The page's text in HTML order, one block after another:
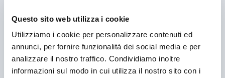
Questo sito web utilizza i cookie
Utilizziamo i cookie per personalizzare contenuti ed
annunci, per fornire funzionalità dei social media e per
analizzare il nostro traffico. Condividiamo inoltre
informazioni sul modo in cui utilizza il nostro sito con i
ANTICO PASTIFICIO UMBRO SRL
Padiglione 05 - Stand I 048